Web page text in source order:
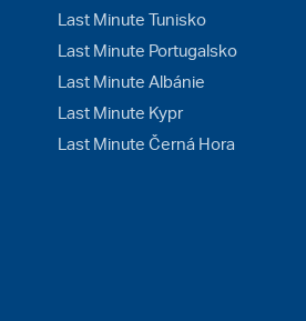
Last Minute Tunisko
Last Minute Portugalsko
Last Minute Albánie
Last Minute Kypr
Last Minute Černá Hora